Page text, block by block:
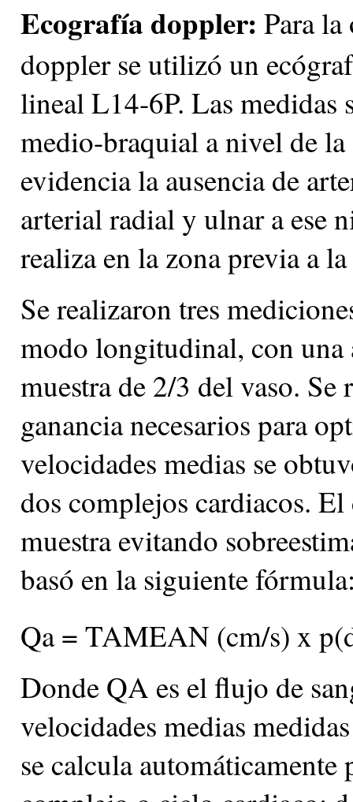
Ecografía doppler: Para
doppler se utilizó un
lineal L14-6P. Las medidas
medio-braquial a nivel de
evidencia la ausencia de
arterial radial y ulnar a ese
realiza en la zona previa a
Se realizaron tres
modo longitudinal, con
muestra de 2/3 del vaso. Se
ganancia necesarios para
velocidades medias se
dos complejos cardiacos.
muestra evitando
basó en la siguiente
Qa = TAMEAN (cm/s) x
Donde QA es el flujo de
velocidades medias
se calcula